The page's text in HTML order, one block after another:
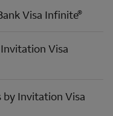
Visa Infinite®
Visa
by Invitation Visa